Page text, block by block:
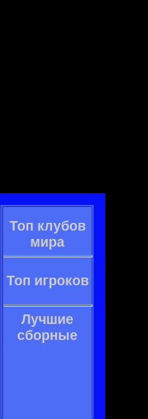
Топ клубов
мира
Топ игроков
Лучшие
сборные